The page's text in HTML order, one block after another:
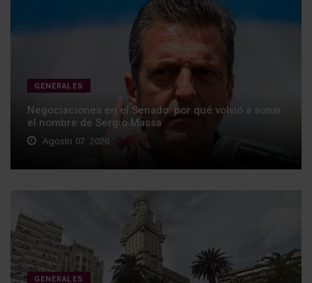
GENERALES
Negociaciones en el Senado: por qué volvió a sonar
el nombre de Sergio Massa
Agosto 07, 2026
GENERALES